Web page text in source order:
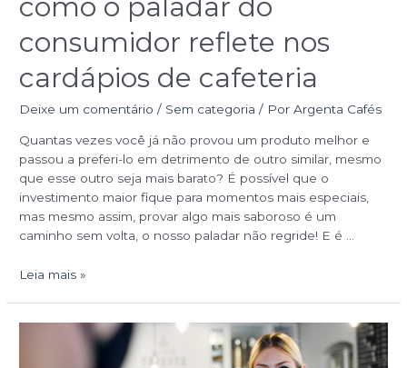
como o paladar do
consumidor reflete nos
cardápios de cafeteria
Deixe um comentário / Sem categoria / PorArgenta Cafés
Quantas vezes você já não provou um produto melhor e
passou a preferi-lo em detrimento de outro similar, mesmo
que esse outro seja mais barato? É possível que o
investimento maior fique para momentos mais especiais,
mas mesmo assim, provar algo mais saboroso é um
caminho sem volta, o nosso paladar não regride! E é …
cafeteria
Leia mais »